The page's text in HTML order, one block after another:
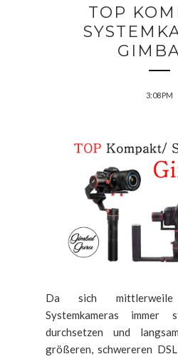
TOP
3:08 PM
Da sich
Systemkameras
durchsetzen und
größeren, schwereren